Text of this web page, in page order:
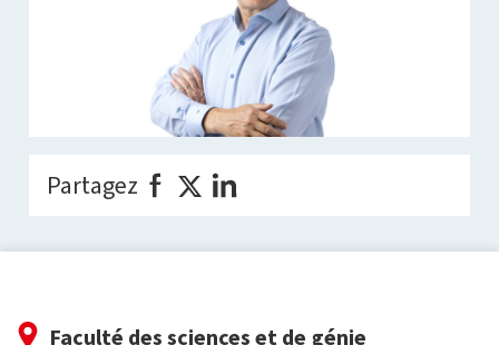
Partagez
Faculté des sciences et de génie